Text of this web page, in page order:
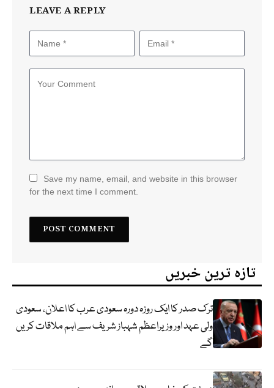
LEAVE A REPLY
Save my name, email, and website in this browser
for the next time I comment.
تازہ ترین خبریں
ترک صدر کا ایک روزہ دورہ سعودی عرب کا اعلان، سعودی
ولی عہد اور وزیراعظم شہباز شریف سے اہم ملاقات کریں
گے